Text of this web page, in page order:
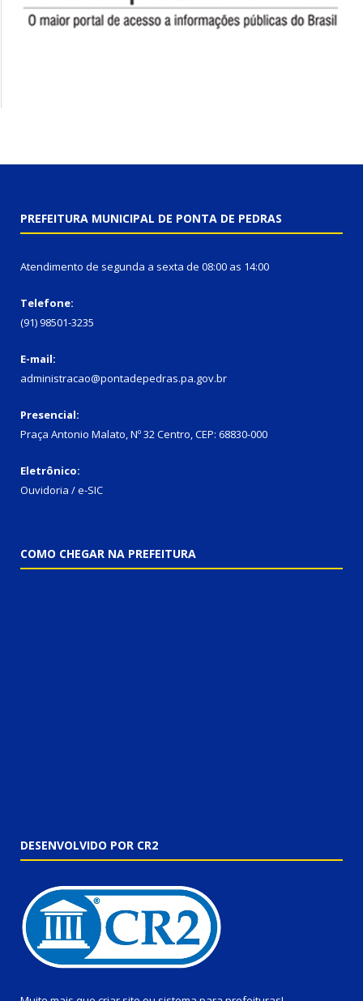
PREFEITURA MUNICIPAL DE PONTA DE PEDRAS
Atendimento de segunda a sexta de 08:00 as 14:00
Telefone:
(91) 98501-3235
E-mail:
administracao@pontadepedras.pa.gov.br
Presencial:
Praça Antonio Malato, Nº 32 Centro, CEP: 68830-000
Eletrônico:
Ouvidoria / e-SIC
COMO CHEGAR NA PREFEITURA
DESENVOLVIDO POR CR2